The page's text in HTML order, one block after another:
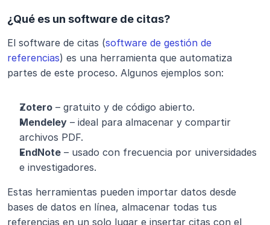
¿Qué es un software de citas?
El software de citas (software de gestión de
referencias) es una herramienta que automatiza
partes de este proceso. Algunos ejemplos son:
Zotero – gratuito y de código abierto.
Mendeley – ideal para almacenar y compartir
archivos PDF.
EndNote – usado con frecuencia por universidades
e investigadores.
Estas herramientas pueden importar datos desde
bases de datos en línea, almacenar todas tus
referencias en un solo lugar e insertar citas con el